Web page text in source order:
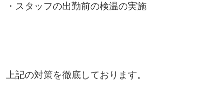
・スタッフの出勤前の検温の実施
上記の対策を徹底しております。